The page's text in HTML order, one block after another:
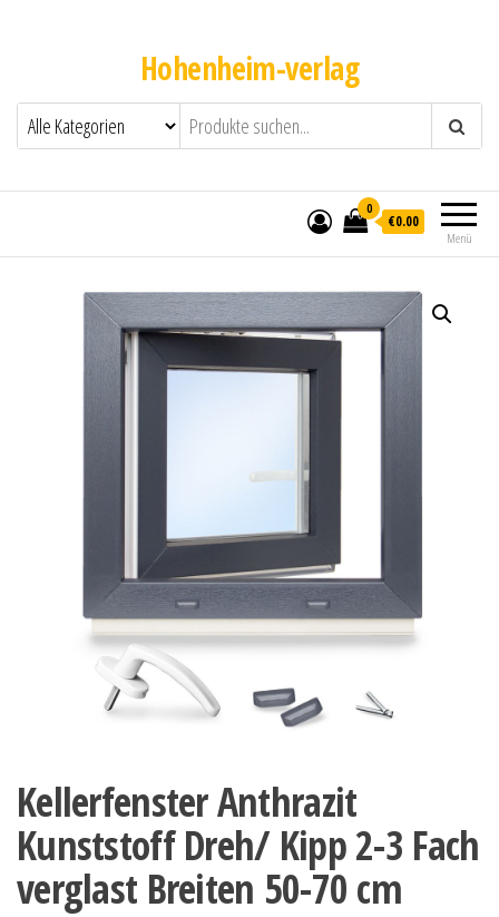
Hohenheim-verlag
Menü
0
€0.00
Kellerfenster Anthrazit
Kunststoff Dreh/ Kipp 2-3 Fach
verglast Breiten 50-70 cm